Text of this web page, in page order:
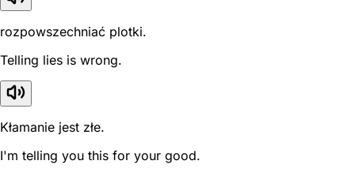
rozpowszechniać plotki.
Telling lies is wrong.
Kłamanie jest złe.
I'm telling you this for your good.